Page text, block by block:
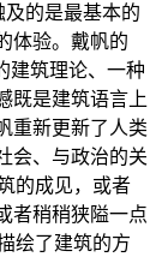
及的是最基本的
体验。戴帆的
建筑理论、一种
既是建筑语言上
重新更新了人类
会、与政治的关
的成见，或者
者稍稍狭隘一点
绘了建筑的方